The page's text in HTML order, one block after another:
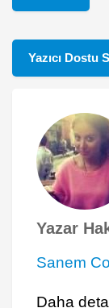
Yazıcı Dostu
Yazar
Sanem
Daha